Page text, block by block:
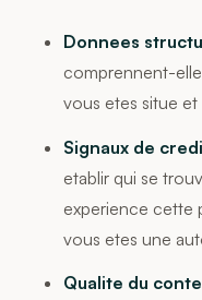
Donnees
comprennent-
vous etes situe
Signaux de
etablir qui se
experience cette
vous etes une
Qualite du